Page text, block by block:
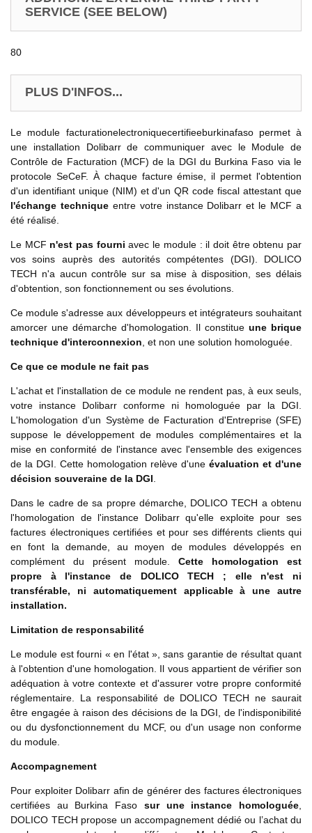
SERVICE (SEE BELOW)
80
PLUS D'INFOS...
Le module facturationelectroniquecertifieeburkinafaso permet à
une installation Dolibarr de communiquer avec le Module de
Contrôle de Facturation (MCF) de la DGI du Burkina Faso via le
protocole SeCeF. À chaque facture émise, il permet l'obtention
d'un identifiant unique (NIM) et d'un QR code fiscal attestant que
l'échange techniqueentre votre instance Dolibarr et le MCF a
été réalisé.
Le MCF n'est pas fourni avec le module : il doit être obtenu par
vos soins auprès des autorités compétentes (DGI). DOLICO
TECH n'a aucun contrôle sur sa mise à disposition, ses délais
d'obtention, son fonctionnement ou ses évolutions.
Ce module s'adresse aux développeurs et intégrateurs souhaitant
amorcer une démarche d'homologation. Il constitue une brique
technique d'interconnexion, et non une solution homologuée.
Ce que ce module ne fait pas
L'achat et l'installation de ce module ne rendent pas, à eux seuls,
votre instance Dolibarr conforme ni homologuée par la DGI.
L'homologation d'un Système de Facturation d'Entreprise (SFE)
suppose le développement de modules complémentaires et la
mise en conformité de l'instance avec l'ensemble des exigences
de la DGI. Cette homologation relève d'une évaluation et d'une
décision souveraine de la DGI.
Dans le cadre de sa propre démarche, DOLICO TECH a obtenu
l'homologation de l'instance Dolibarr qu'elle exploite pour ses
factures électroniques certifiées et pour ses différents clients qui
en font la demande, au moyen de modules développés en
complément du présent module. Cette homologation est
propre à l'instance de DOLICO TECH ; elle n'est ni
transférable, ni automatiquement applicable à une autre
installation.
Limitation de responsabilité
Le module est fourni « en l'état », sans garantie de résultat quant
à l'obtention d'une homologation. Il vous appartient de vérifier son
adéquation à votre contexte et d'assurer votre propre conformité
réglementaire. La responsabilité de DOLICO TECH ne saurait
être engagée à raison des décisions de la DGI, de l'indisponibilité
ou du dysfonctionnement du MCF, ou d'un usage non conforme
du module.
Accompagnement
Pour exploiter Dolibarr afin de générer des factures électroniques
certifiées au Burkina Faso sur une instance homologuée,
DOLICO TECH propose un accompagnement dédié ou l’achat du